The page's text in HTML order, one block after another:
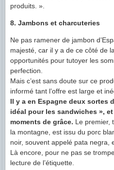
produits. ».
8. Jambons et charcuteries
Ne pas ramener de jambon
majesté, car il y a de ce côté de
opportunités pour tutoyer les
perfection.
Mais c’est sans doute sur ce
informé tant l’offre est large et
Il y a en Espagne deux sortes
idéal pour les sandwiches »,
moments de grâce. Le premier,
la montagne, est issu du porc
noir, souvent appelé pata negra,
Là encore, pour ne pas se
lecture de l’étiquette.